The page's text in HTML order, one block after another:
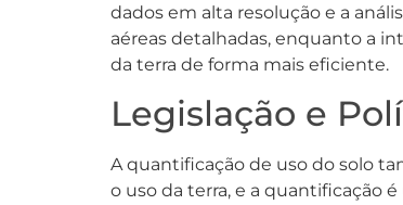
dados em alta resolução e a
aéreas detalhadas, enquanto a
da terra de forma mais eficiente.
Legislação e
A quantificação de uso do solo
o uso da terra, e a quantificação